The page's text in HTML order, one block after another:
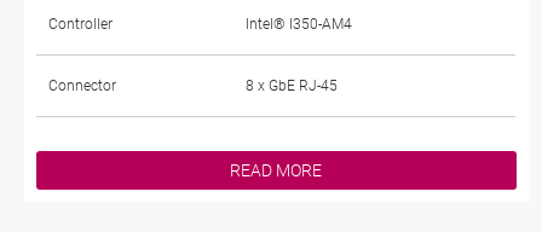
Controller Intel® I350-AM4
Connector 8 x GbE RJ-45
READ MORE